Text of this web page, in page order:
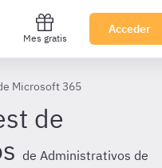
Mes gratis
Acceder
Microsoft 365
de
de Administrativos de